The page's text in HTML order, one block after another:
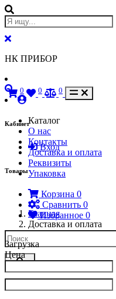
НК ПРИБОР
Кабинет
Вход
Товары
Корзина 0
Сравнить 0
Избранное 0
0 0 0
Каталог
О нас
Контакты
Доставка и оплата
Реквизиты
Упаковка
Главная
Доставка и оплата
Загрузка
Цена